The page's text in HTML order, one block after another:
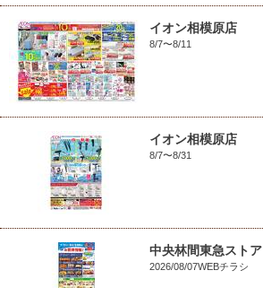
イオン相模原店
8/7〜8/11
イオン相模原店
8/7〜8/31
中央林間東急ストア
2026/08/07WEBチラシ